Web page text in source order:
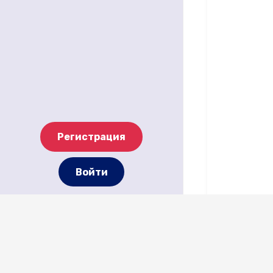
Регистрация
Войти